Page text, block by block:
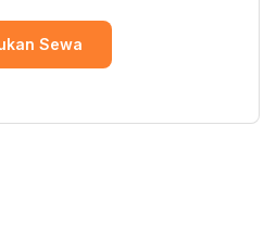
Sewa